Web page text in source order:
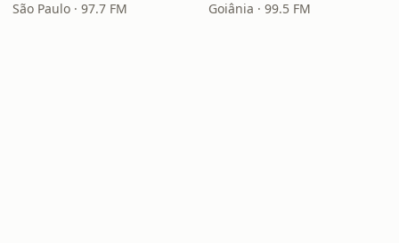
São Paulo · 97.7 FM Goiânia · 99.5 FM